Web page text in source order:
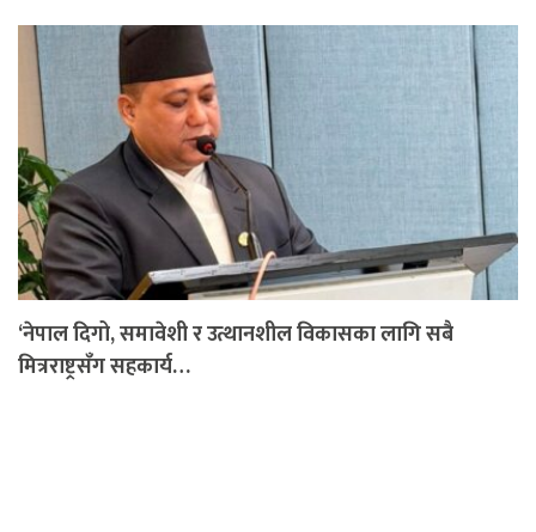
‘नेपाल दिगो, समावेशी र उत्थानशील विकासका लागि सबै
मित्रराष्ट्रसँग सहकार्य…